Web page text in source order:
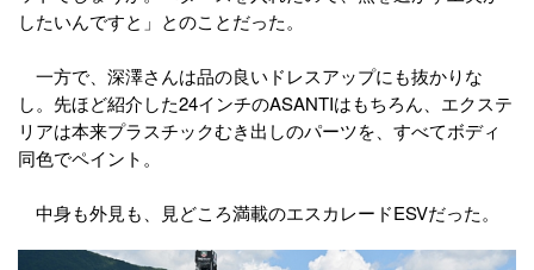
したいんですと」とのことだった。
一方で、深澤さんは品の良いドレスアップにも抜かりな
し。先ほど紹介した24インチのASANTIはもちろん、エクステ
リアは本来プラスチックむき出しのパーツを、すべてボディ
同色でペイント。
中身も外見も、見どころ満載のエスカレードESVだった。